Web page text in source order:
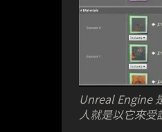
Unreal Engine
人就是以它來受